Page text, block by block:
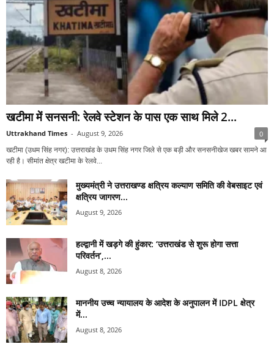
खटीमा में सनसनी: रेलवे स्टेशन के पास एक साथ मिले 2...
Uttrakhand Times - August 9, 2026 0
खटीमा (उधम सिंह नगर): उत्तराखंड के उधम सिंह नगर जिले से एक बड़ी और सनसनीखेज खबर सामने आ
रही है। सीमांत क्षेत्र खटीमा के रेलवे...
मुख्यमंत्री ने उत्तराखण्ड क्षत्रिय कल्याण समिति की वेबसाइट एवं
क्षत्रिय जागरण...
August 9, 2026
हल्द्वानी में खड़गे की हुंकार: ‘उत्तराखंड से शुरू होगा सत्ता
परिवर्तन’,...
August 8, 2026
माननीय उच्च न्यायालय के आदेश के अनुपालन में IDPL क्षेत्र
में...
August 8, 2026